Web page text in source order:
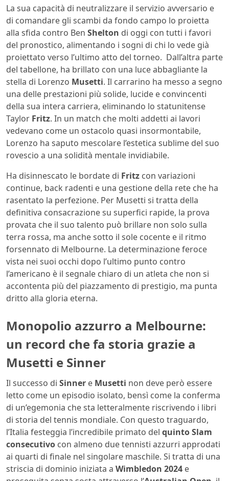
La sua capacità di neutralizzare il servizio avversario e
di comandare gli scambi da fondo campo lo proietta
alla sfida contro Ben Shelton di oggi con tutti i favori
del pronostico, alimentando i sogni di chi lo vede già
proiettato verso l’ultimo atto del torneo. Dall’altra parte
del tabellone, ha brillato con una luce abbagliante la
stella di Lorenzo Musetti. Il carrarino ha messo a segno
una delle prestazioni più solide, lucide e convincenti
della sua intera carriera, eliminando lo statunitense
Taylor Fritz. In un match che molti addetti ai lavori
vedevano come un ostacolo quasi insormontabile,
Lorenzo ha saputo mescolare l’estetica sublime del suo
rovescio a una solidità mentale invidiabile.
Ha disinnescato le bordate di Fritz con variazioni
continue, back radenti e una gestione della rete che ha
rasentato la perfezione. Per Musetti si tratta della
definitiva consacrazione su superfici rapide, la prova
provata che il suo talento può brillare non solo sulla
terra rossa, ma anche sotto il sole cocente e il ritmo
forsennato di Melbourne. La determinazione feroce
vista nei suoi occhi dopo l’ultimo punto contro
l’americano è il segnale chiaro di un atleta che non si
accontenta più del piazzamento di prestigio, ma punta
dritto alla gloria eterna.
Monopolio azzurro a Melbourne:
un record che fa storia grazie a
Musetti e Sinner
Il successo di Sinner e Musetti non deve però essere
letto come un episodio isolato, bensì come la conferma
di un’egemonia che sta letteralmente riscrivendo i libri
di storia del tennis mondiale. Con questo traguardo,
l’Italia festeggia l’incredibile primato del quinto Slam
consecutivo con almeno due tennisti azzurri approdati
ai quarti di finale nel singolare maschile. Si tratta di una
striscia di dominio iniziata a Wimbledon 2024 e